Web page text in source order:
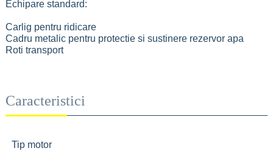
Echipare standard:
Carlig pentru ridicare
Cadru metalic pentru protectie si sustinere rezervor apa
Roti transport
Caracteristici
Tip motor